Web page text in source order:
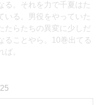
る。それを力で千夏はた
いる。男役をやっていた
たらたちの異変に少しだ
ることやら。10巻出てる
ば。